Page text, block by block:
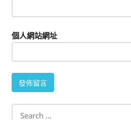
個人網站網址